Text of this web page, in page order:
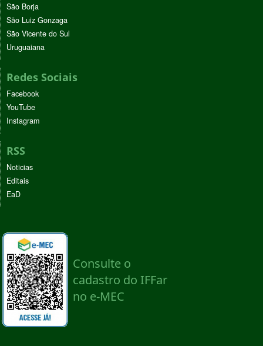
São Borja
São Luiz Gonzaga
São Vicente do Sul
Uruguaiana
Redes Sociais
Facebook
YouTube
Instagram
RSS
Noticias
Editais
EaD